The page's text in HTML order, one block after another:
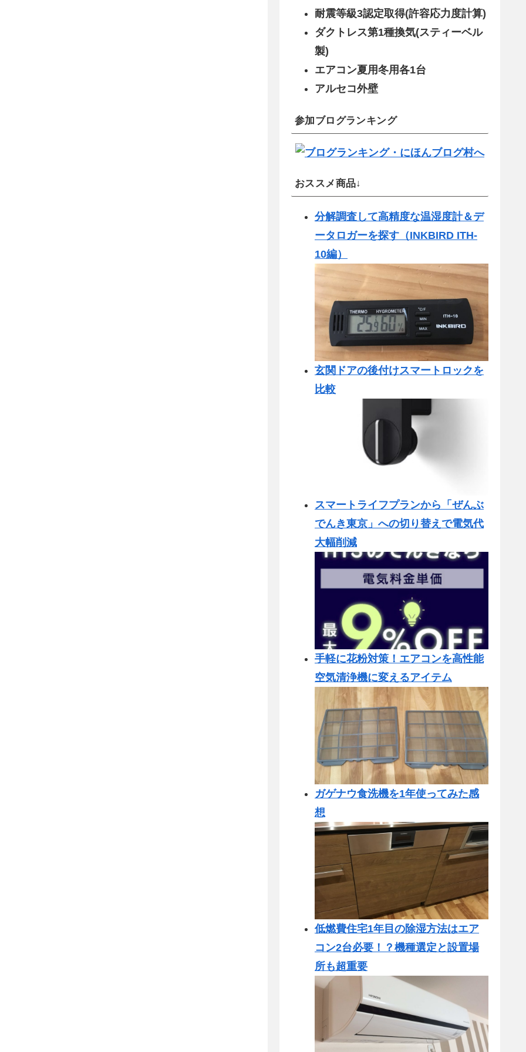
耐震等級3認定取得(許容応力度計算)
ダクトレス第1種換気(スティーベル
製)
エアコン夏用冬用各1台
アルセコ外壁
参加ブログランキング
おススメ商品↓
分解調査して高精度な温湿度計＆デ
ータロガーを探す（INKBIRD ITH-
10編）
玄関ドアの後付けスマートロックを
比較
スマートライフプランから「ぜんぶ
でんき東京」への切り替えで電気代
大幅削減
手軽に花粉対策！エアコンを高性能
空気清浄機に変えるアイテム
ガゲナウ食洗機を1年使ってみた感
想
低燃費住宅1年目の除湿方法はエア
コン2台必要！？機種選定と設置場
所も超重要